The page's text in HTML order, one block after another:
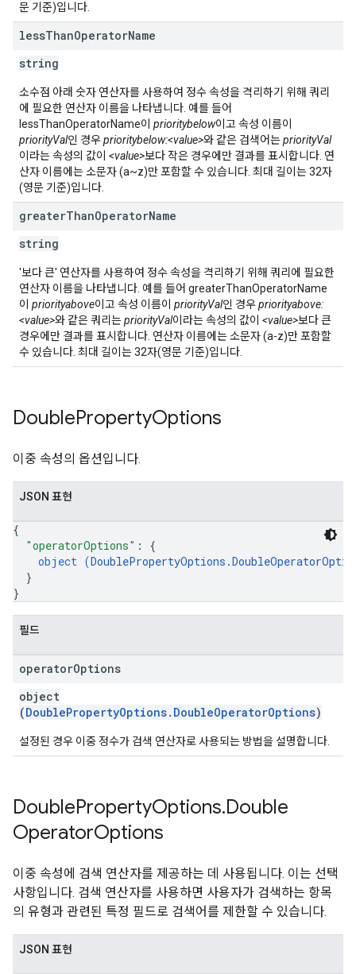
문 기준)입니다.
lessThanOperatorName
string
소수점 아래 숫자 연산자를 사용하여 정수 속성을 격리하기 위해 쿼리
에 필요한 연산자 이름을 나타냅니다. 예를 들어
lessThanOperatorName이 prioritybelow이고 속성 이름이
priorityVal인 경우prioritybelow:<value>와 같은 검색어는priorityVal
이라는 속성의 값이 <value>보다 작은 경우에만 결과를 표시합니다. 연
산자 이름에는 소문자 (a~z)만 포함할 수 있습니다. 최대 길이는 32자
(영문 기준)입니다.
greaterThanOperatorName
string
'보다 큰' 연산자를 사용하여 정수 속성을 격리하기 위해 쿼리에 필요한
연산자 이름을 나타냅니다. 예를 들어 greaterThanOperatorName
이 priorityabove이고 속성 이름이 priorityVal인 경우priorityabove:
<value>와 같은 쿼리는priorityVal이라는 속성의 값이 <value>보다 큰
경우에만 결과를 표시합니다. 연산자 이름에는 소문자 (a-z)만 포함할
수 있습니다. 최대 길이는 32자(영문 기준)입니다.
DoublePropertyOptions
이중 속성의 옵션입니다.
JSON 표현
{
"operatorOptions" : {
object (
}
}
필드
operatorOptions
object
(DoublePropertyOptions.DoubleOperatorOptions)
설정된 경우 이중 정수가 검색 연산자로 사용되는 방법을 설명합니다.
DoublePropertyOptions.Double
OperatorOptions
이중 속성에 검색 연산자를 제공하는 데 사용됩니다. 이는 선택
사항입니다. 검색 연산자를 사용하면 사용자가 검색하는 항목
의 유형과 관련된 특정 필드로 검색어를 제한할 수 있습니다.
JSON 표현